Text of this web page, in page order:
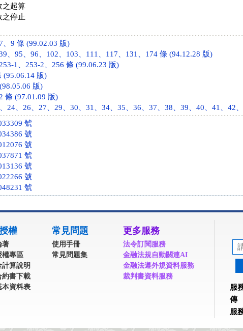
之起算
之停止
、9 條 (99.02.03 版)
、95、96、102、103、111、117、131、174 條 (94.12.28 版)
1、253-2、256 條 (99.06.23 版)
(95.06.14 版)
版)
條 (97.01.09 版)
24、26、27、29、30、31、34、35、36、37、38、39、40、41、42
號
號
號
號
號
號
號
權
著
權專區
計算說明
約書下載
本資料表
常見問題
使用手冊
常見問題集
更多服務
法令訂閱服務
金融法規自動關連AI
金融法遵外規資料服務
裁判書資料服務
服
傳
服